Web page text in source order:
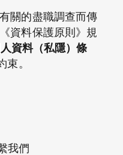
關的盡職調查而傳
資料保護原則》規
資料（私隱）條
束。
我們